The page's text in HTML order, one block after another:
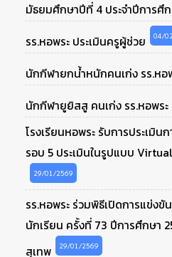
มัธยมศึกษาปีที่ 4 ประจำปีการศึ
รร.หอพระ ประเมินครูผู้ช่วย 04/
นักกีฬายกน้ำหนักคนเก่ง รร.หอ
นักกีฬายูยิสสู คนเก่ง รร.หอพระ
โรงเรียนหอพระ รับการประเมิ
รอบ 5 ประเมินในรูปแบบ
29/01/2569
รร.หอพระ ร่วมพิธีเปิดการแข่ง
นักเรียน ครั้งที่ 73 ปีการศึกษา
สุเทพ
29/01/2569